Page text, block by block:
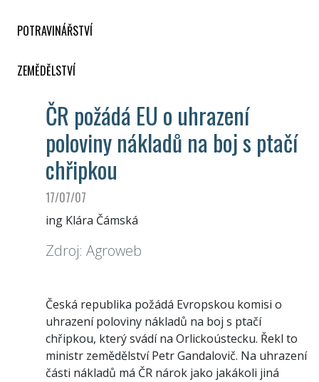
POTRAVINÁŘSTVÍ
ZEMĚDĚLSTVÍ
ČR požádá EU o uhrazení
poloviny nákladů na boj s ptačí
chřipkou
17/07/07
ing Klára Čámská
Zdroj: Agroweb
Česká republika požádá Evropskou komisi o
uhrazení poloviny nákladů na boj s ptačí
chřipkou, který svádí na Orlickoústecku. Řekl to
ministr zemědělství Petr Gandalovič. Na uhrazení
části nákladů má ČR nárok jako jakákoli jiná